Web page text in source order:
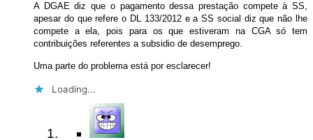
A DGAE diz que o pagamento dessa prestação compete à SS,
apesar do que refere o DL 133/2012 e a SS social diz que não lhe
compete a ela, pois para os que estiveram na CGA só tem
contribuições referentes a subsidio de desemprego.
Uma parte do problema está por esclarecer!
Loading...